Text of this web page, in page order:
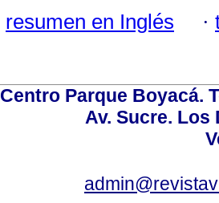
resumen en Inglés ·
Centro Parque Boyacá.
Av. Sucre. Los